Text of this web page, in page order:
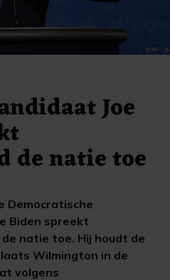
Joe
de natie toe
Democratische
Biden spreekt
natie toe. Hij houdt de
Wilmington in de
volgens